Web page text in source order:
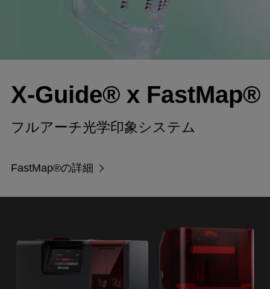
X-Guide® x FastMap®
フルアーチ光学印象システム
FastMap®の詳細